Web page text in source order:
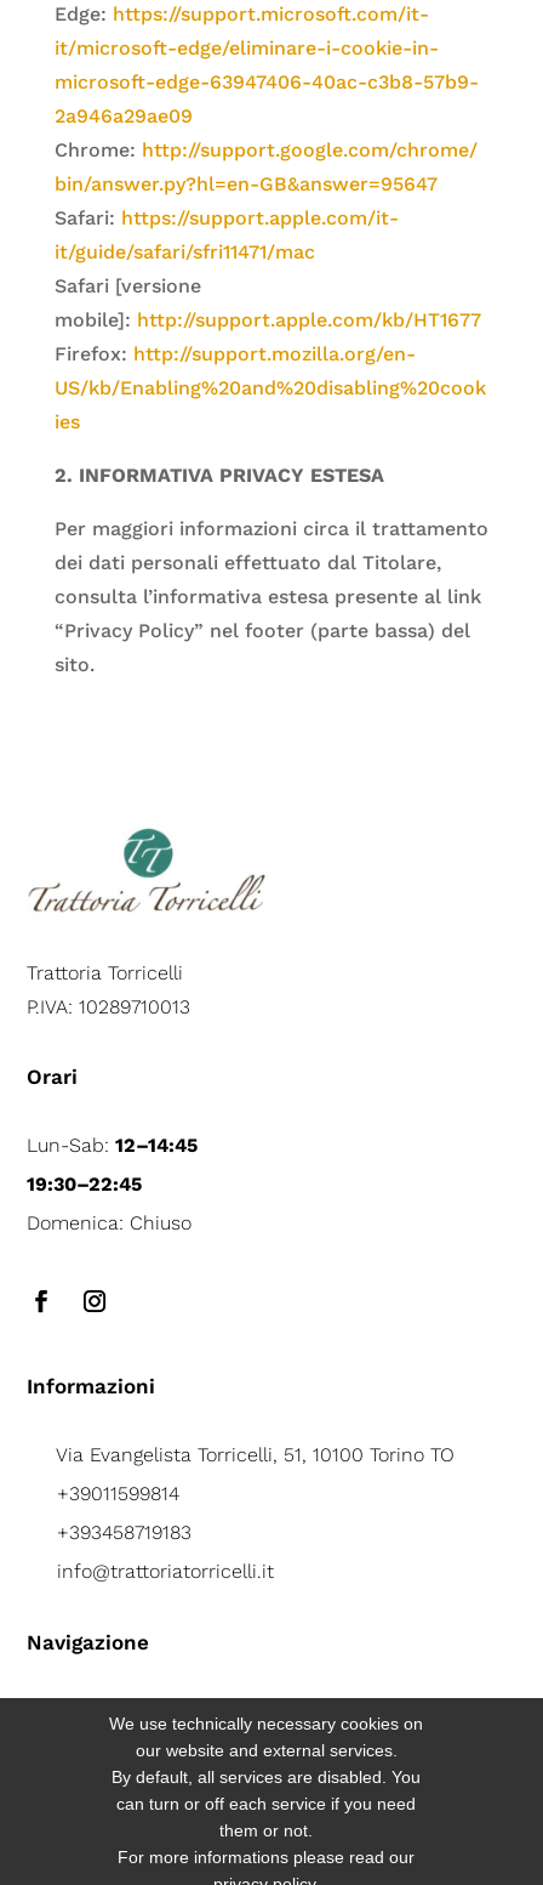
Edge: https://support.microsoft.com/it-
it/microsoft-edge/eliminare-i-cookie-in-
microsoft-edge-63947406-40ac-c3b8-57b9-
2a946a29ae09
Chrome: http://support.google.com/chrome/
bin/answer.py?hl=en-GB&answer=95647
Safari: https://support.apple.com/it-
it/guide/safari/sfri11471/mac
Safari [versione
mobile]: http://support.apple.com/kb/HT1677
Firefox: http://support.mozilla.org/en-
US/kb/Enabling%20and%20disabling%20cook
ies
2. INFORMATIVA PRIVACY ESTESA
Per maggiori informazioni circa il trattamento
dei dati personali effettuato dal Titolare,
consulta l’informativa estesa presente al link
“Privacy Policy” nel footer (parte bassa) del
sito.
Trattoria Torricelli
P.IVA: 10289710013
Orari
Lun-Sab:12–14:45
19:30–22:45
Domenica: Chiuso
Informazioni
Via Evangelista Torricelli, 51, 10100 Torino TO
+39011599814
+393458719183
info@trattoriatorricelli.it
Navigazione
Contattaci
We use technically necessary cookies on
our website and external services.
By default, all services are disabled. You
can turn or off each service if you need
them or not.
For more informations please read our